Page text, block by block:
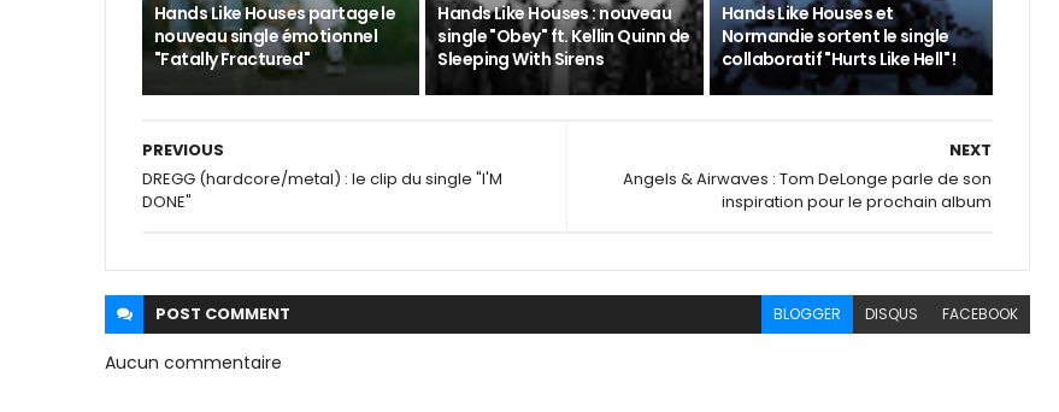
Hands Like Houses partage le
nouveau single émotionnel
"Fatally Fractured"
Hands Like Houses : nouveau
single "Obey" ft. Kellin Quinn de
Sleeping With Sirens
Hands Like Houses et
Normandie sortent le single
collaboratif "Hurts Like Hell" !
NEXT
Angels & Airwaves : Tom DeLonge parle de son
inspiration pour le prochain album
PREVIOUS
DREGG (hardcore/metal) : le clip du single "I'M
DONE"
POST COMMENT BLOGGER DISQUS FACEBOOK
Aucun commentaire